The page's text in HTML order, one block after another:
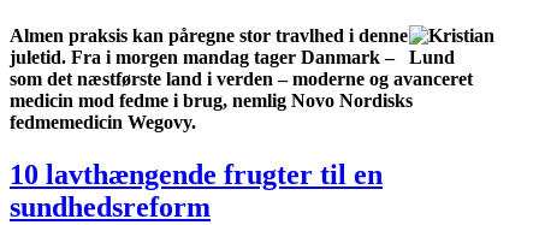
Almen praksis kan påregne stor travlhed i denne
juletid. Fra i morgen mandag tager Danmark –
som det næstførste land i verden – moderne og avanceret
medicin mod fedme i brug, nemlig Novo Nordisks
fedmemedicin Wegovy.
10 lavthængende frugter til en
sundhedsreform